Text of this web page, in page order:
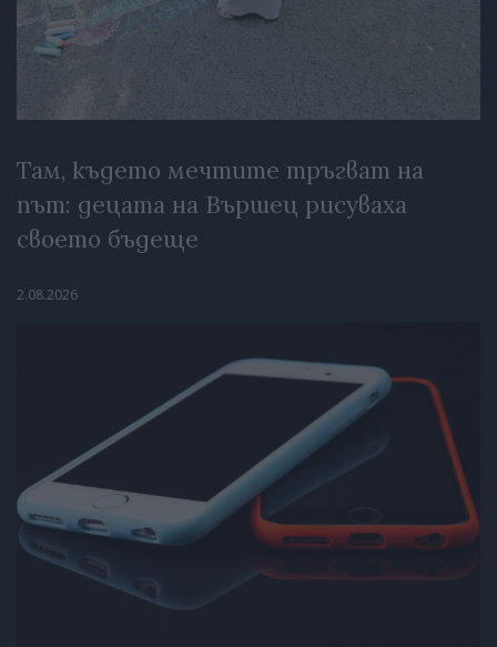
Там, където мечтите тръгват на
път: децата на Вършец рисуваха
своето бъдеще
2.08.2026